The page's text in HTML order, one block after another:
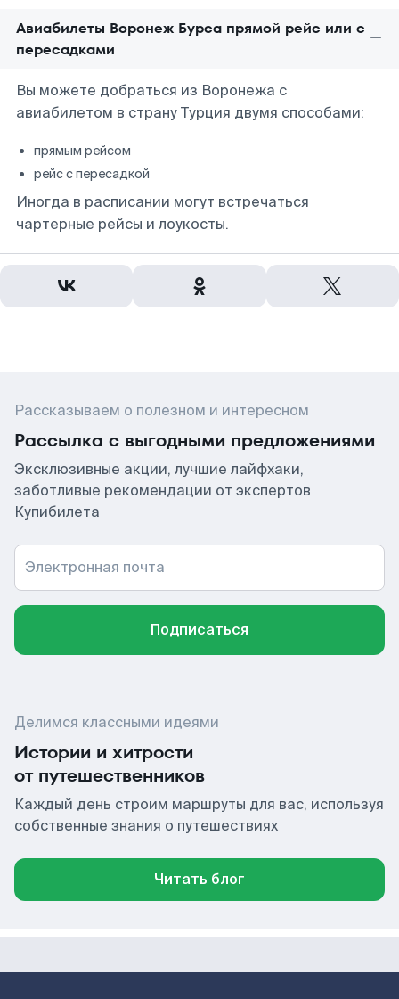
Авиабилеты Воронеж Бурса прямой рейс или с
пересадками
Вы можете добраться из Воронежа с
авиабилетом в страну Турция двумя способами:
прямым рейсом
рейс с пересадкой
Иногда в расписании могут встречаться
чартерные рейсы и лоукосты.
Рассказываем о полезном и интересном
Рассылка с выгодными предложениями
Эксклюзивные акции, лучшие лайфхаки,
заботливые рекомендации от экспертов
Купибилета
Электронная почта
Подписаться
Делимся классными идеями
Истории и хитрости
от путешественников
Каждый день строим маршруты для вас, используя
собственные знания о путешествиях
Читать блог